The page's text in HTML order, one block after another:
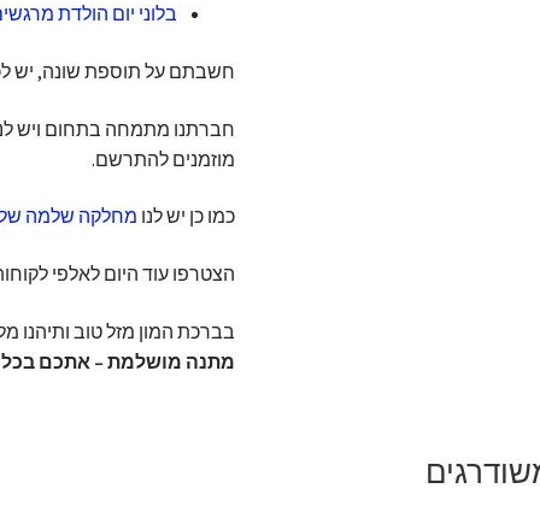
בלוני יום הולדת
חשבתם על תוספת שונה, יש
חברתנו מתמחה בתחום ויש
מוזמנים להתרשם.
כמו כן יש לנו מחלקה שלמה של
הצטרפו עוד היום לאלפי
בברכת המון מזל טוב ותיהנו
מתנה מושלמת – אתכם בכל